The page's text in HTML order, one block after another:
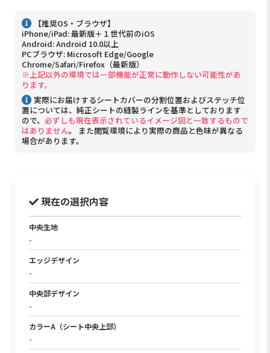
【推奨OS・ブラウザ】
iPhone/iPad: 最新版＋１世代前のiOS
Android: Android 10.0以上
PCブラウザ: Microsoft Edge/Google
Chrome/Safari/Firefox（最新版）
※上記以外の環境では一部機能が正常に動作しない可能性があ
ります。
実際にお届けするシートカバーの分割位置およびステッチ位
置については、純正シートの縫製ラインを基準としております
ので、 必ずしも現在表示されているイメージ図と一致するもので
はありません。 また閲覧環境により実際の商品と色味が異なる
場合があります。
現在の選択内容
中央生地
-
エッジデザイン
-
中央部デザイン
-
カラーA（シート中央上部）
-